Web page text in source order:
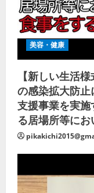
美容・健康
【新しい生活
の感染拡大防
支援事業を実
る居場所等に